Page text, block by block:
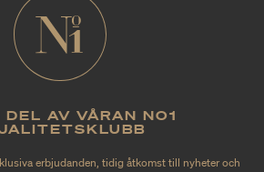
AV VÅRAN NO1
erbjudanden, tidig åtkomst till nyheter och